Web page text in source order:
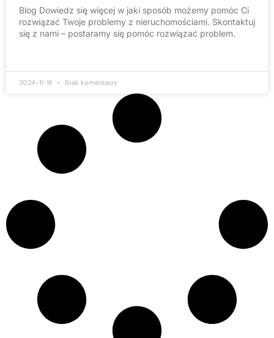
Blog Dowiedz się więcej w jaki sposób możemy pomóc Ci
rozwiązać Twoje problemy z nieruchomościami. Skontaktuj
się z nami – postaramy się pomóc rozwiązać problem.
2024-11-18 Brak komentarzy